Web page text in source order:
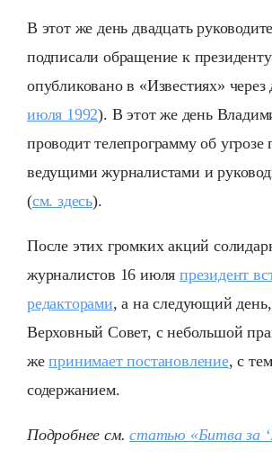
В этот же день двадцать
подписали обращение к
опубликовано в «Известиях» через
июля 1992). В этот же день
проводит телепрограмму об угрозе
ведущими журналистами и
(см. здесь).
После этих громких акций
журналистов 16 июляпрезидент
редакторами, а на следующий
Верховный Совет, с небольшой
жепринимает постановление, с
содержанием.
Подробнее см.статью «Битва за